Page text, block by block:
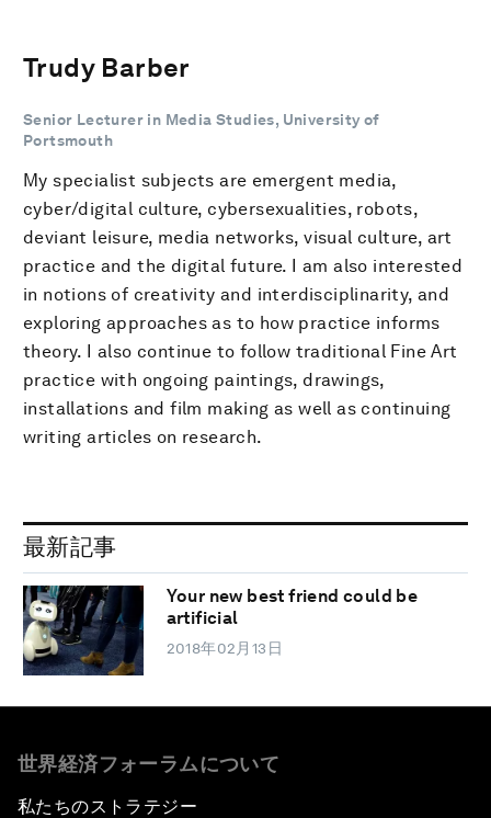
Trudy Barber
Senior Lecturer in Media Studies, University of
Portsmouth
My specialist subjects are emergent media,
cyber/digital culture, cybersexualities, robots,
deviant leisure, media networks, visual culture, art
practice and the digital future. I am also interested
in notions of creativity and interdisciplinarity, and
exploring approaches as to how practice informs
theory. I also continue to follow traditional Fine Art
practice with ongoing paintings, drawings,
installations and film making as well as continuing
writing articles on research.
最新記事
Your new best friend could be
artificial
2018年02月13日
世界経済フォーラムについて
私たちのストラテジー